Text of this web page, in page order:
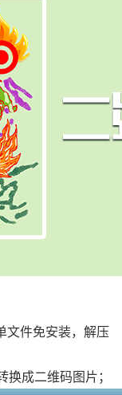
文件免安装，解压
换成二维码图片；